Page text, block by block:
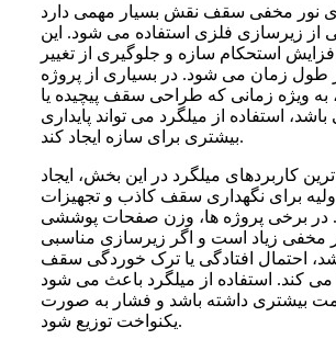
نور مخفی سقف نقش بسیار مهمی دارد
از زیرسازی فلزی استفاده می شود. این
استحکام سازه و جلوگیری از تغییر
زمان می شود. در بسیاری از پروژه
به ویژه زمانی که طراحی سقف پیچیده یا
استفاده از میلگرد می تواند پایداری
بیشتری برای سازه ایجاد کند.
کاربردهای میلگرد در این بخش، ایجاد
برای نگهداری سقف کاذب و تجهیزات
در برخی پروژه ها، وزن صفحات پوششی
مخفی زیاد است و اگر زیرسازی مناسبی
احتمال افتادگی یا ترک خوردگی سقف
می کند. استفاده از میلگرد باعث می شود
بیشتری داشته باشد و فشار به صورت
یکنواخت توزیع شود.